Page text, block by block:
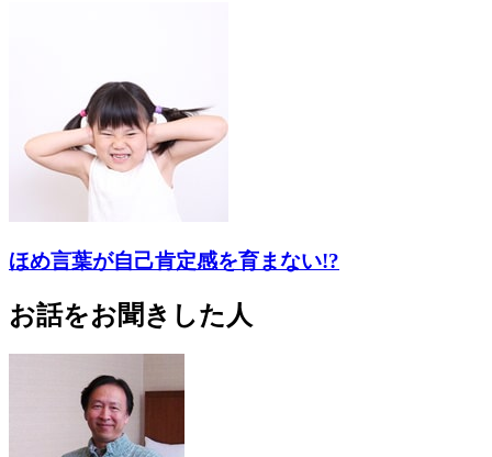
ほめ言葉が自己肯定感を育まない!?
お話をお聞きした人